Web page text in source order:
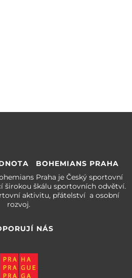
BOHEMIANS PRAHA
Praha je Český sportovní
širokou škálu sportovních odvětví.
aktivitu, přátelství a osobní
rozvoj.
NÁS